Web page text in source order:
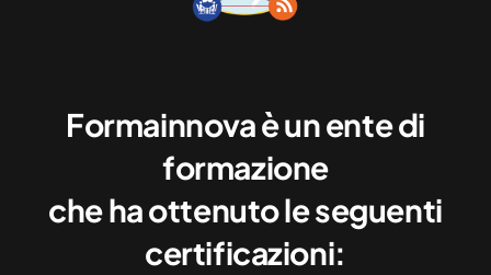
Formainnova è un ente di
formazione
che ha ottenuto le seguenti
certificazioni: